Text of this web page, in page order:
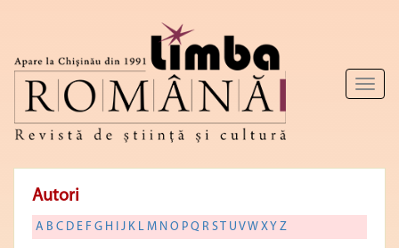
Toggle
Autori
A B C D E F G H I J K L M N O P Q R S T U VW X Y Z